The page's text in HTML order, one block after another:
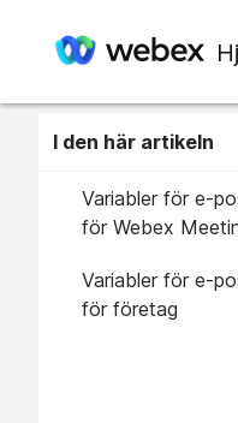
I den här artikeln
Variabler för e-
för Webex
Variabler för e-
för företag